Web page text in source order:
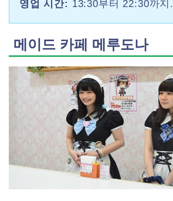
영업 시간: 13:30부터 22:30까지.
메이드 카페 메루도나